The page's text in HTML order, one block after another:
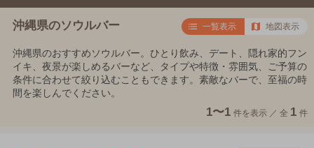
沖縄県のソウルバー 一覧表示 地図表示
沖縄県のおすすめソウルバー。ひとり飲み、デート、隠れ家的フン
イキ、夜景が楽しめるバーなど、タイプや特徴・雰囲気、ご予算の
条件に合わせて絞り込むこともできます。素敵なバーで、至福の時
間を楽しんでください。
1〜1 件を表示 ／ 全 1 件